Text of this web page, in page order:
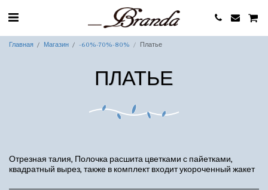
Главная Магазин -60%-70%-80% Платье
ПЛАТЬЕ
Отрезная талия, Полочка расшита цветками с пайетками,
квадратный вырез, также в комплект входит укороченный жакет